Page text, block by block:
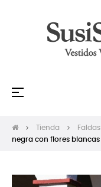
Navegación
☰
Tienda Faldas
negra con flores blancas